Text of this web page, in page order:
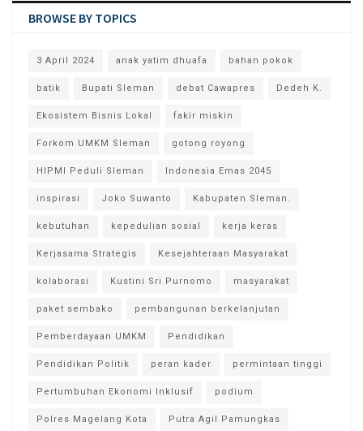
BROWSE BY TOPICS
3 April 2024 anak yatim dhuafa bahan pokok
batik Bupati Sleman debat Cawapres Dedeh K.
Ekosistem Bisnis Lokal fakir miskin
Forkom UMKM Sleman gotong royong
HIPMI Peduli Sleman Indonesia Emas 2045
inspirasi Joko Suwanto Kabupaten Sleman.
kebutuhan kepedulian sosial kerja keras
Kerjasama Strategis Kesejahteraan Masyarakat
kolaborasi Kustini Sri Purnomo masyarakat
paket sembako pembangunan berkelanjutan
Pemberdayaan UMKM Pendidikan
Pendidikan Politik peran kader permintaan tinggi
Pertumbuhan Ekonomi Inklusif podium
Polres Magelang Kota Putra Agil Pamungkas